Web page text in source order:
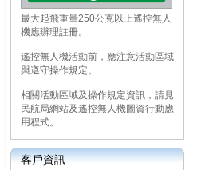
最大起飛重量250公克以上遙控無人
機應辦理註冊。
遙控無人機活動前，應注意活動區域
與遵守操作規定。
相關活動區域及操作規定資訊，請見
民航局網站及遙控無人機圖資行動應
用程式。
客戶資訊